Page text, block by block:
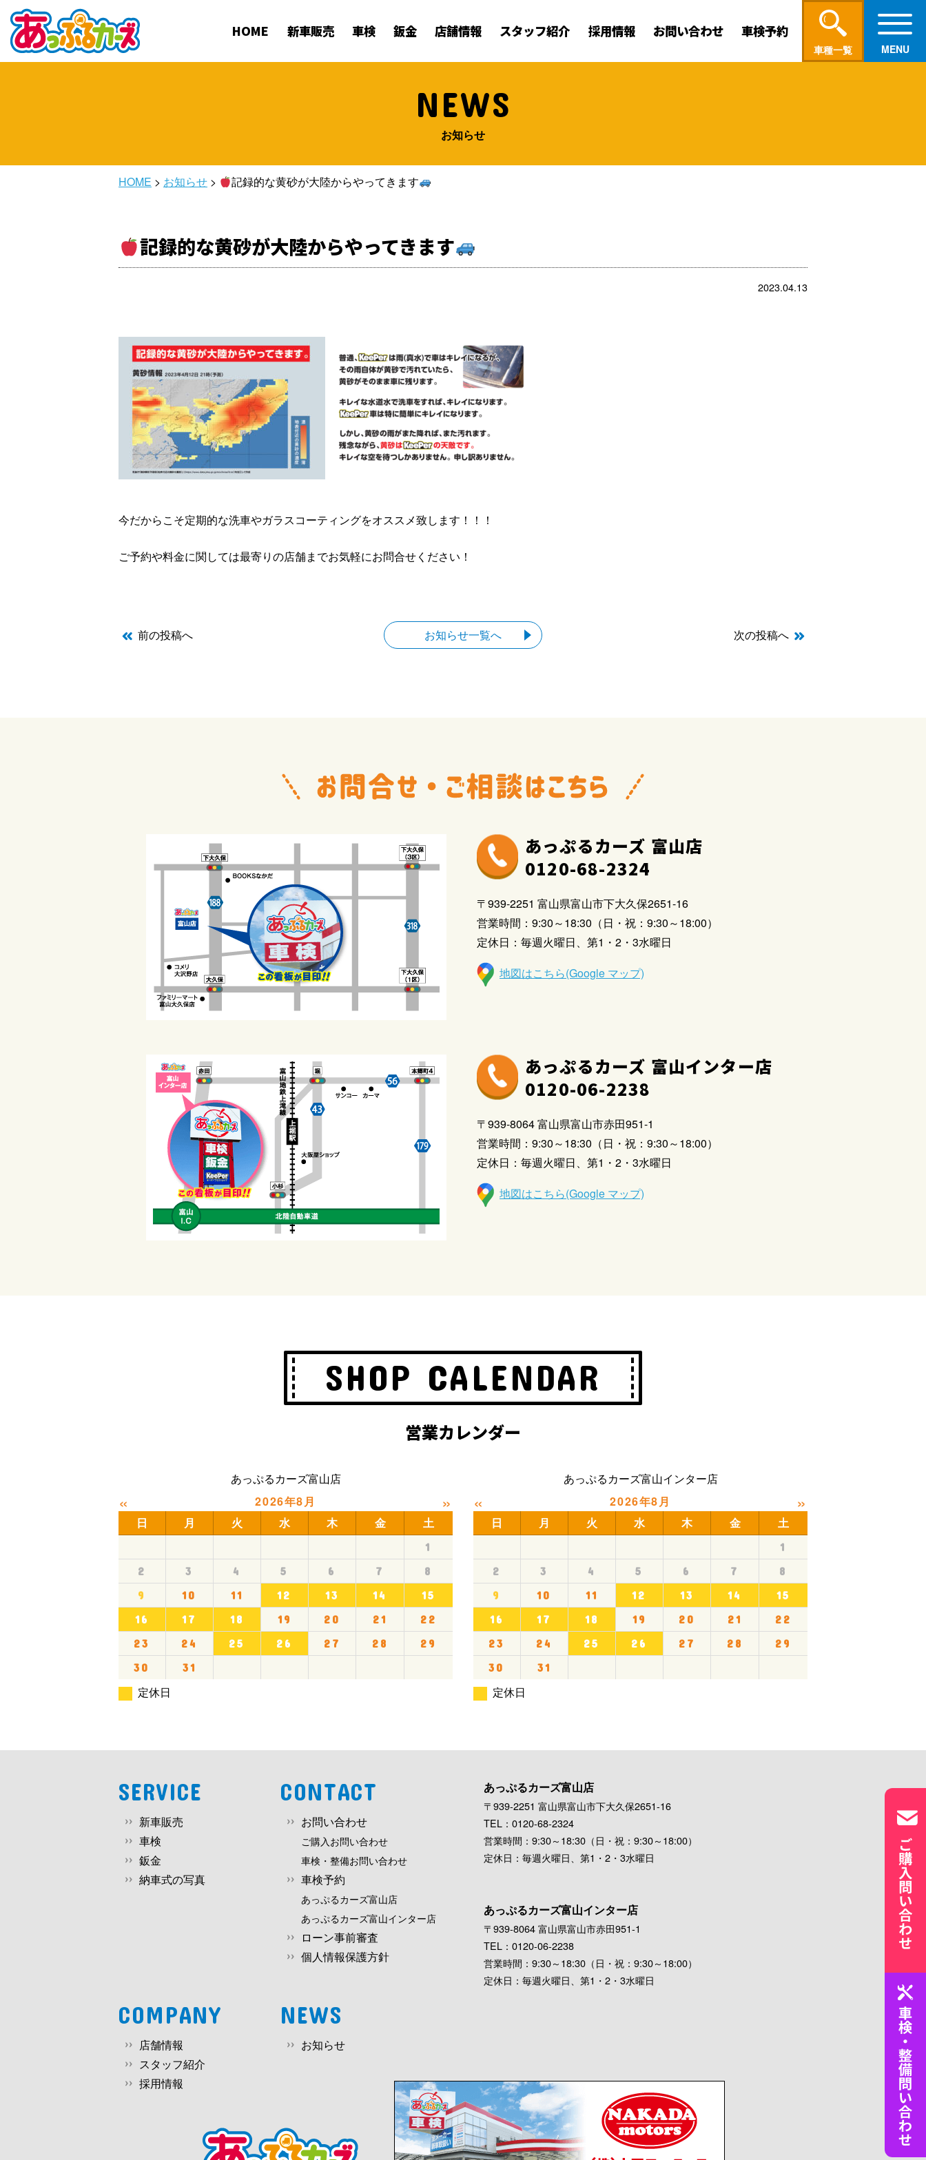
HOME 新車販売 車検 鈑金 店舗情報 スタッフ紹介 採用情報 お問い合わせ 車検予約
車種一覧
NEWS
お知らせ
HOME > お知らせ > 記録的な黄砂が大陸からやってきます
記録的な黄砂が大陸からやってきます
2023.04.13
今だからこそ定期的な洗車やガラスコーティングをオススメ致します！！！
ご予約や料金に関しては最寄りの店舗までお気軽にお問合せください！
前の投稿へ お知らせ一覧へ 次の投稿へ
あっぷるカーズ 富山店
0120-68-2324
〒939-2251 富山県富山市下大久保2651-16
営業時間：9:30～18:30（日・祝：9:30～18:00）
定休日：毎週火曜日、第1・2・3水曜日
地図はこちら(Google マップ)
あっぷるカーズ 富山インター店
0120-06-2238
〒939-8064 富山県富山市赤田951-1
営業時間：9:30～18:30（日・祝：9:30～18:00）
定休日：毎週火曜日、第1・2・3水曜日
地図はこちら(Google マップ)
SHOP CALENDAR
営業カレンダー
あっぷるカーズ富山店
« 2026年8月 »
日 月 火 水 木 金 土
1
2
3 4 5 6 7
8
9
10 11 12 13 14
15
16
17 18 19 20 21
22
23
24 25 26 27 28
29
30
31
定休日
あっぷるカーズ富山インター店
« 2026年8月 »
日 月 火 水 木 金 土
1
2
3 4 5 6 7
8
9
10 11 12 13 14
15
16
17 18 19 20 21
22
23
24 25 26 27 28
29
30
31
定休日
SERVICE
新車販売
車検
鈑金
納車式の写真
COMPANY
店舗情報
スタッフ紹介
採用情報
CONTACT
お問い合わせ
ご購入お問い合わせ
車検・整備お問い合わせ
車検予約
あっぷるカーズ富山店
あっぷるカーズ富山インター店
ローン事前審査
個人情報保護方針
NEWS
お知らせ
あっぷるカーズ富山店
〒939-2251 富山県富山市下大久保2651-16
TEL：0120-68-2324
営業時間：9:30～18:30（日・祝：9:30～18:00）
定休日：毎週火曜日、第1・2・3水曜日
あっぷるカーズ富山インター店
〒939-8064 富山県富山市赤田951-1
TEL：0120-06-2238
営業時間：9:30～18:30（日・祝：9:30～18:00）
定休日：毎週火曜日、第1・2・3水曜日